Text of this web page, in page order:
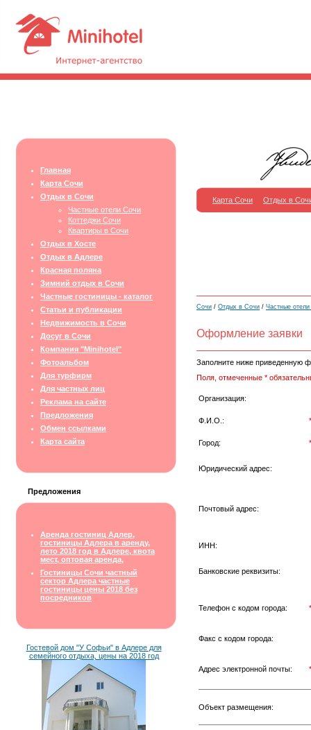
Главная
Карта Сочи
Отдых в Сочи
Частные отели Сочи
Коттеджи Сочи
Квартиры в Сочи
Отдых в Хосте
Отдых в Адлере
Красная поляна
Зимний отдых в Сочи
Частные гостиницы - каталог
Статьи и публикации
Недвижимость в Сочи
Досуг в Сочи
Компания "Minihotel"
Фотоальбом
Для турфирм
Для частных лиц
Реклама на сайте
Предложения
Обмен ссылками
Карта сайта
Предложения
Аренда гостиниц Адлер,
гостиницы Адлера в аренду,
лето 2018 год в Адлере, квота
мест, оптовая аренда,
Гостиницы Сочи частный
сектор Адлера частные
гостиницы цены 2018 без
посредников
Гостевой дом "У Софьи" в Адлере для
семейного отдыха, цены на 2018 год
Карта Сочи Отдых в
Сочи / Отдых в Сочи / Частные
Оформление заявки
Заполните ниже приведенную
Поля, отмеченные *
Организация:
Ф.И.О.: *
Город: *
Юридический адрес:
Почтовый адрес:
ИНН:
Банковские реквизиты:
Телефон с кодом города: *
Факс с кодом города:
Адрес электронной почты: *
Объект размещения: